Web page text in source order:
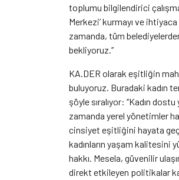
toplumu bilgilendirici
Merkezi’ kurmayı ve
zamanda, tüm
bekliyoruz.’’
KA.DER olarak eşitliğin
buluyoruz. Buradaki kadın
şöyle sıralıyor: ‘’Kadın
zamanda yerel yönetimler
cinsiyet eşitliğini hayata
kadınların yaşam kalitesini
hakkı. Mesela, güvenilir
direkt etkileyen politikalar